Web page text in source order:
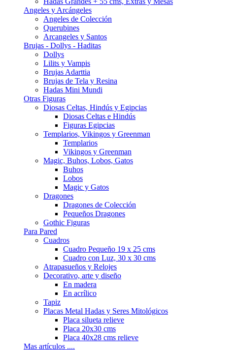
Angeles y Arcángeles
Angeles de Colección
Querubines
Arcangeles y Santos
Brujas - Dollys - Haditas
Dollys
Lilits y Vampis
Brujas Adarttia
Brujas de Tela y Resina
Hadas Mini Mundi
Otras Figuras
Diosas Celtas, Hindús y Egipcias
Diosas Celtas e Hindús
Figuras Egipcias
Templarios, Vikingos y Greenman
Templarios
Vikingos y Greenman
Magic, Buhos, Lobos, Gatos
Buhos
Lobos
Magic y Gatos
Dragones
Dragones de Colección
Pequeños Dragones
Gothic Figuras
Para Pared
Cuadros
Cuadro Pequeño 19 x 25 cms
Cuadro con Luz, 30 x 30 cms
Atrapasueños y Relojes
Decorativo, arte y diseño
En madera
En acrílico
Tapiz
Placas Metal Hadas y Seres Mitológicos
Placa silueta relieve
Placa 20x30 cms
Placa 40x28 cms relieve
Mas artículos ....